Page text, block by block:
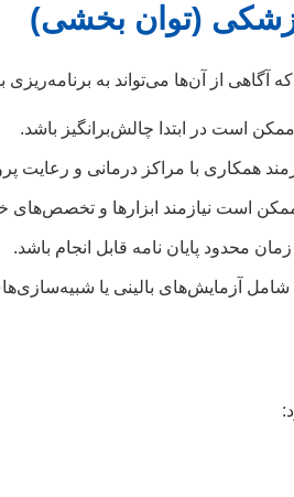
(توان بخشی)
آگاهی از آن‌ها می‌تواند به
است در ابتدا چالش‌برانگیز باشد.
همکاری با مراکز درمانی و
است نیازمند ابزارها و تخصص‌های
محدود پایان نامه قابل انجام باشد.
شامل آزمایش‌های بالینی یا